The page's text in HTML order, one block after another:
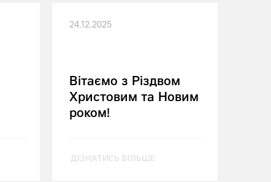
24.12.2025
Вітаємо з Різдвом
Христовим та Новим
роком!
ДІЗНАТИСЬ БІЛЬШЕ